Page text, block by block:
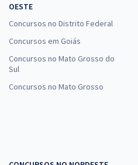
OESTE
Concursos no Distrito Federal
Concursos em Goiás
Concursos no Mato Grosso do
Sul
Concursos no Mato Grosso